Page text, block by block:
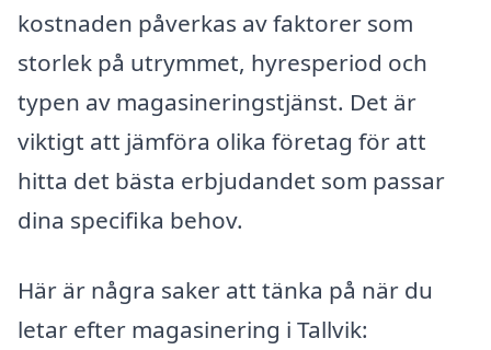
kostnaden påverkas av faktorer som
storlek på utrymmet, hyresperiod och
typen av magasineringstjänst. Det är
viktigt att jämföra olika företag för att
hitta det bästa erbjudandet som passar
dina specifika behov.
Här är några saker att tänka på när du
letar efter magasinering i Tallvik: